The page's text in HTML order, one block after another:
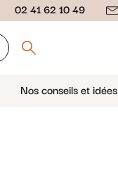
02 41 62 10 49
Nos conseils et idées